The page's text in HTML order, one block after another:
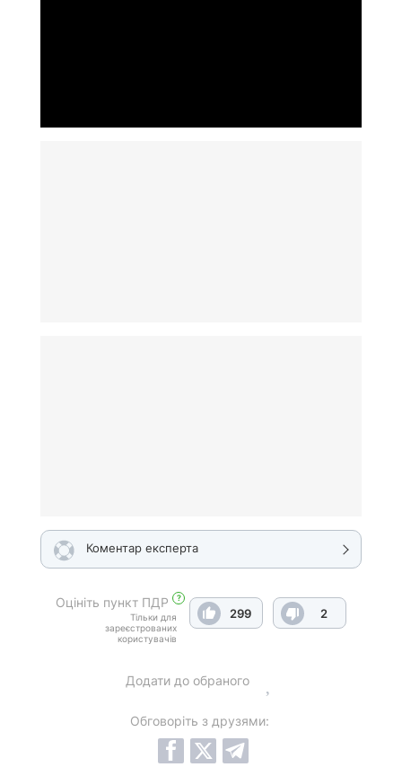
Коментар експерта
Оцініть пункт ПДР ?
Тільки для
зареєстрованих
користувачів
299 2
Додати до обраного
Обговоріть з друзями: